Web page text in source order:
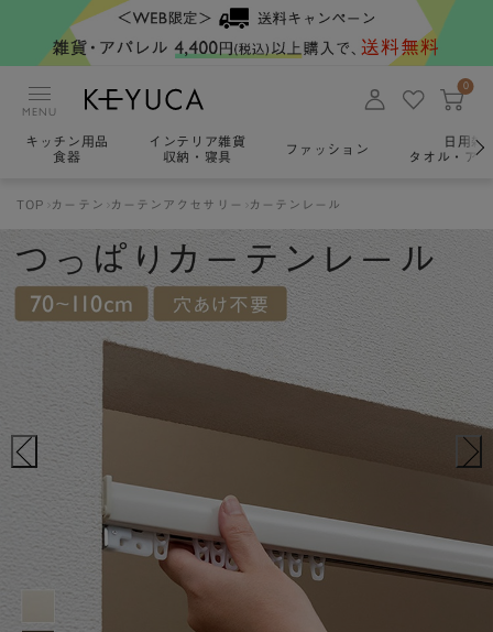
MENU
0
キッチン用品
食器
インテリア雑貨
収納・寝具
ファッション
日用雑
タオル・ア
TOP カーテン カーテンアクセサリー カーテンレール